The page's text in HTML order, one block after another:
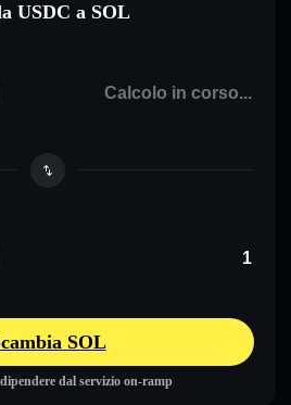
USDC a SOL
SOL
dal servizio on-ramp